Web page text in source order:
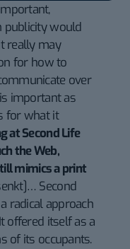
publicity would
really may
for how to
over
important as
for what it
at Second Life
the Web,
mimics a print
Second
radical approach
offered itself as a
of its occupants.